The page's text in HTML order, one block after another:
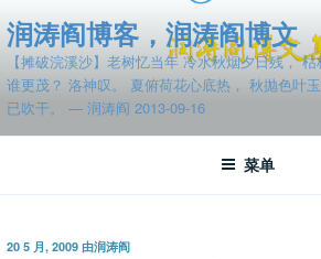
至
容
润涛阎博客，润涛阎博文
【摊破浣溪沙】老树忆当年 冷水秋烟夕日残，
谁更茂？ 洛神叹。 夏俯荷花心底热， 秋抛色叶
已吹干。 — 润涛阎 2013-09-16
菜单
发
20 5 月, 2009 由润涛阎